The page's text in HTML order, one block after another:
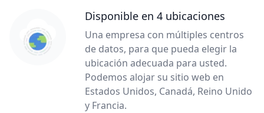
Disponible en 4 ubicaciones
Una empresa con múltiples centros
de datos, para que pueda elegir la
ubicación adecuada para usted.
Podemos alojar su sitio web en
Estados Unidos, Canadá, Reino Unido
y Francia.